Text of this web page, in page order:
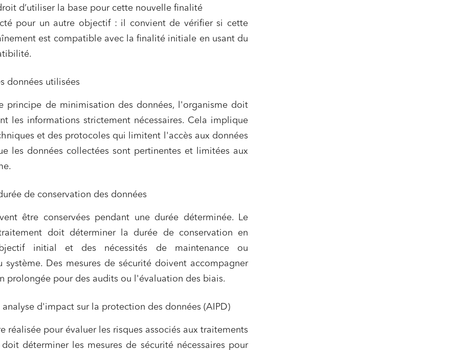
d’utiliser la base pour cette nouvelle finalité
pour un autre objectif : il convient de vérifier si cette
est compatible avec la finalité initiale en usant du
utilisées
principe de minimisation des données, l'organisme doit
les informations strictement nécessaires. Cela implique
et des protocoles qui limitent l'accès aux données
les données collectées sont pertinentes et limitées aux
de conservation des données
être conservées pendant une durée déterminée. Le
doit déterminer la durée de conservation en
initial et des nécessités de maintenance ou
système. Des mesures de sécurité doivent accompagner
prolongée pour des audits ou l'évaluation des biais.
d'impact sur la protection des données (AIPD)
réalisée pour évaluer les risques associés aux traitements
déterminer les mesures de sécurité nécessaires pour